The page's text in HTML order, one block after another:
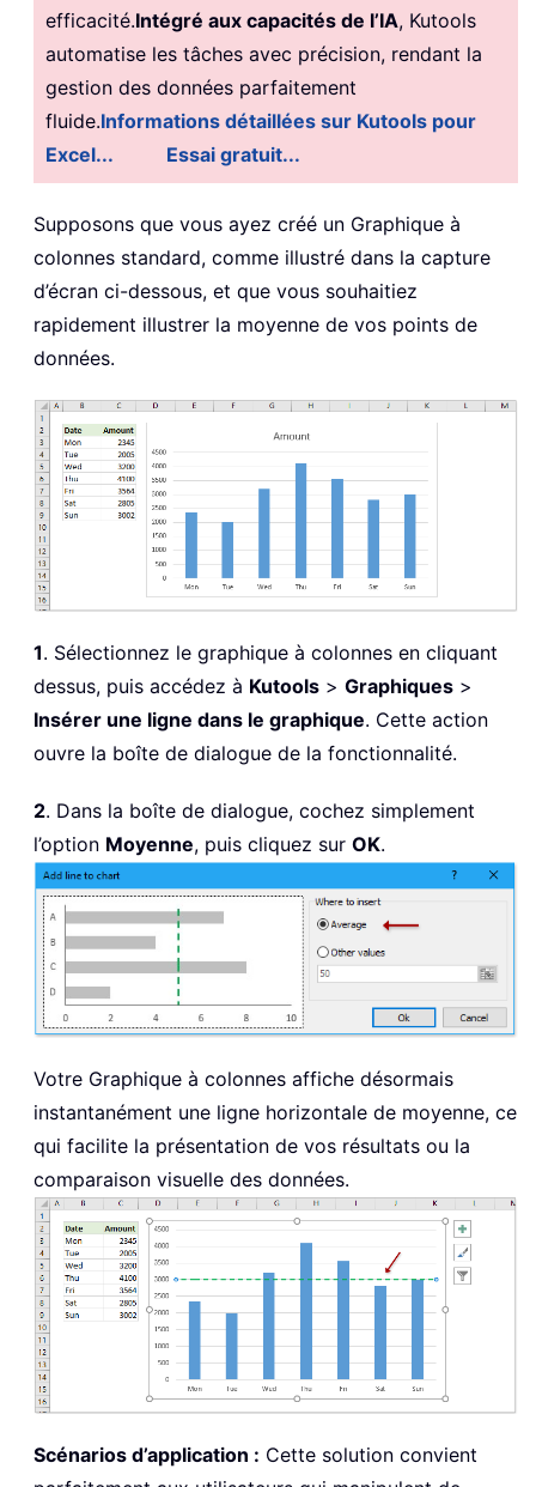
efficacité.Intégré aux capacités de l’IA, Kutools
automatise les tâches avec précision, rendant la
gestion des données parfaitement
fluide.Informations détaillées sur Kutools pour
Excel...
Essai gratuit...
Supposons que vous ayez créé un Graphique à
colonnes standard, comme illustré dans la capture
d’écran ci-dessous, et que vous souhaitiez
rapidement illustrer la moyenne de vos points de
données.
1. Sélectionnez le graphique à colonnes en cliquant
dessus, puis accédez à Kutools > Graphiques >
Insérer une ligne dans le graphique. Cette action
ouvre la boîte de dialogue de la fonctionnalité.
2. Dans la boîte de dialogue, cochez simplement
l’option Moyenne, puis cliquez sur OK.
Votre Graphique à colonnes affiche désormais
instantanément une ligne horizontale de moyenne, ce
qui facilite la présentation de vos résultats ou la
comparaison visuelle des données.
Scénarios d’application : Cette solution convient